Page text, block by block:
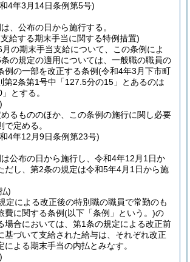
4年3月14日条例第5号)
、公布の日から施行する。
給する期末手当に関する特例措置)
の期末手当支給について、この条例によ
の規定の適用については、一般職の職員の
例の一部を改正する条例(令和4年3月下市町
第2条第1号中「127.5分の15」とあるのは
とする。
るもののほか、この条例の施行に関し必要
定める。
4年12月9日条例第23号)
は公布の日から施行し、令和4年12月1日か
だし、第2条の規定は令和5年4月1日から施
)
定による改正後の特別職の職員で常勤のも
費に関する条例(以下「条例」という。)の
場合においては、第1条の規定による改正前
基づいて支給された給与は、それぞれ改正
による期末手当の内払とみなす。